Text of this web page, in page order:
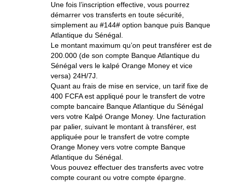
Une fois l’inscription effective, vous pourrez
démarrer vos transferts en toute sécurité,
simplement au #144# option banque puis Banque
Atlantique du Sénégal.
Le montant maximum qu’on peut transférer est de
200.000 (de son compte Banque Atlantique du
Sénégal vers le kalpé Orange Money et vice
versa) 24H/7J.
Quant au frais de mise en service, un tarif fixe de
400 FCFA est appliqué pour le transfert de votre
compte bancaire Banque Atlantique du Sénégal
vers votre Kalpé Orange Money. Une facturation
par palier, suivant le montant à transférer, est
appliquée pour le transfert de votre compte
Orange Money vers votre compte Banque
Atlantique du Sénégal.
Vous pouvez effectuer des transferts avec votre
compte courant ou votre compte épargne.